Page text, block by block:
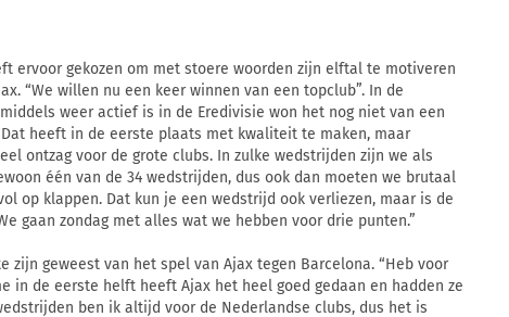
ervoor gekozen om met stoere woorden zijn elftal te motiveren
“We willen nu een keer winnen van een topclub”. In de
weer actief is in de Eredivisie won het nog niet van een
heeft in de eerste plaats met kwaliteit te maken, maar
ontzag voor de grote clubs. In zulke wedstrijden zijn we als
één van de 34 wedstrijden, dus ook dan moeten we brutaal
op klappen. Dat kun je een wedstrijd ook verliezen, maar is de
gaan zondag met alles wat we hebben voor drie punten.”
zijn geweest van het spel van Ajax tegen Barcelona. “Heb voor
in de eerste helft heeft Ajax het heel goed gedaan en hadden ze
ben ik altijd voor de Nederlandse clubs, dus het is